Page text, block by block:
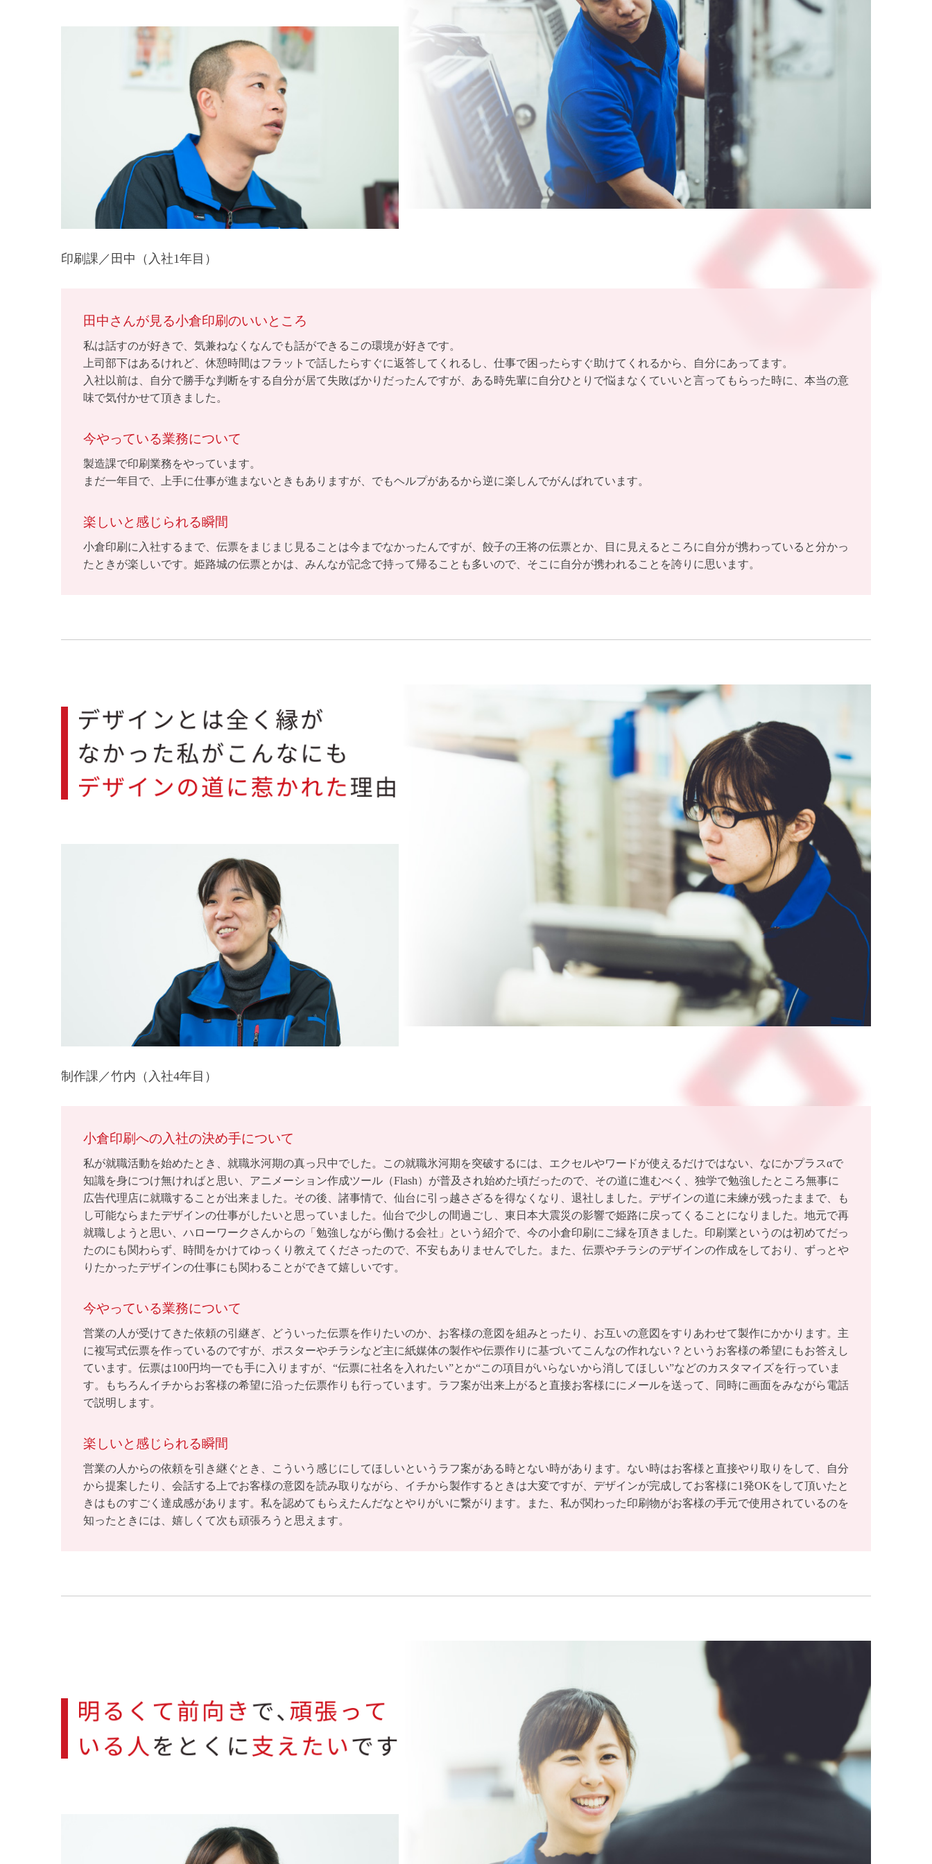
印刷課／田中（入社1年目）
田中さんが見る小倉印刷のいいところ
私は話すのが好きで、気兼ねなくなんでも話ができるこの環境が好きです。
上司部下はあるけれど、休憩時間はフラットで話したらすぐに返答してくれるし、仕事で困ったらすぐ助けてくれるから、自分にあってます。
入社以前は、自分で勝手な判断をする自分が居て失敗ばかりだったんですが、ある時先輩に自分ひとりで悩まなくていいと言ってもらった時に、本当の意
味で気付かせて頂きました。
今やっている業務について
製造課で印刷業務をやっています。
まだ一年目で、上手に仕事が進まないときもありますが、でもヘルプがあるから逆に楽しんでがんばれています。
楽しいと感じられる瞬間
小倉印刷に入社するまで、伝票をまじまじ見ることは今までなかったんですが、餃子の王将の伝票とか、目に見えるところに自分が携わっていると分かっ
たときが楽しいです。姫路城の伝票とかは、みんなが記念で持って帰ることも多いので、そこに自分が携われることを誇りに思います。
制作課／竹内（入社4年目）
小倉印刷への入社の決め手について
私が就職活動を始めたとき、就職氷河期の真っ只中でした。この就職氷河期を突破するには、エクセルやワードが使えるだけではない、なにかプラスαで
知識を身につけ無ければと思い、アニメーション作成ツール（Flash）が普及され始めた頃だったので、その道に進むべく、独学で勉強したところ無事に
広告代理店に就職することが出来ました。その後、諸事情で、仙台に引っ越さざるを得なくなり、退社しました。デザインの道に未練が残ったままで、も
し可能ならまたデザインの仕事がしたいと思っていました。仙台で少しの間過ごし、東日本大震災の影響で姫路に戻ってくることになりました。地元で再
就職しようと思い、ハローワークさんからの「勉強しながら働ける会社」という紹介で、今の小倉印刷にご縁を頂きました。印刷業というのは初めてだっ
たのにも関わらず、時間をかけてゆっくり教えてくださったので、不安もありませんでした。また、伝票やチラシのデザインの作成をしており、ずっとや
りたかったデザインの仕事にも関わることができて嬉しいです。
今やっている業務について
営業の人が受けてきた依頼の引継ぎ、どういった伝票を作りたいのか、お客様の意図を組みとったり、お互いの意図をすりあわせて製作にかかります。主
に複写式伝票を作っているのですが、ポスターやチラシなど主に紙媒体の製作や伝票作りに基づいてこんなの作れない？というお客様の希望にもお答えし
ています。伝票は100円均一でも手に入りますが、“伝票に社名を入れたい”とか“この項目がいらないから消してほしい”などのカスタマイズを行っていま
す。もちろんイチからお客様の希望に沿った伝票作りも行っています。ラフ案が出来上がると直接お客様ににメールを送って、同時に画面をみながら電話
で説明します。
楽しいと感じられる瞬間
営業の人からの依頼を引き継ぐとき、こういう感じにしてほしいというラフ案がある時とない時があります。ない時はお客様と直接やり取りをして、自分
から提案したり、会話する上でお客様の意図を読み取りながら、イチから製作するときは大変ですが、デザインが完成してお客様に1発OKをして頂いたと
きはものすごく達成感があります。私を認めてもらえたんだなとやりがいに繋がります。また、私が関わった印刷物がお客様の手元で使用されているのを
知ったときには、嬉しくて次も頑張ろうと思えます。